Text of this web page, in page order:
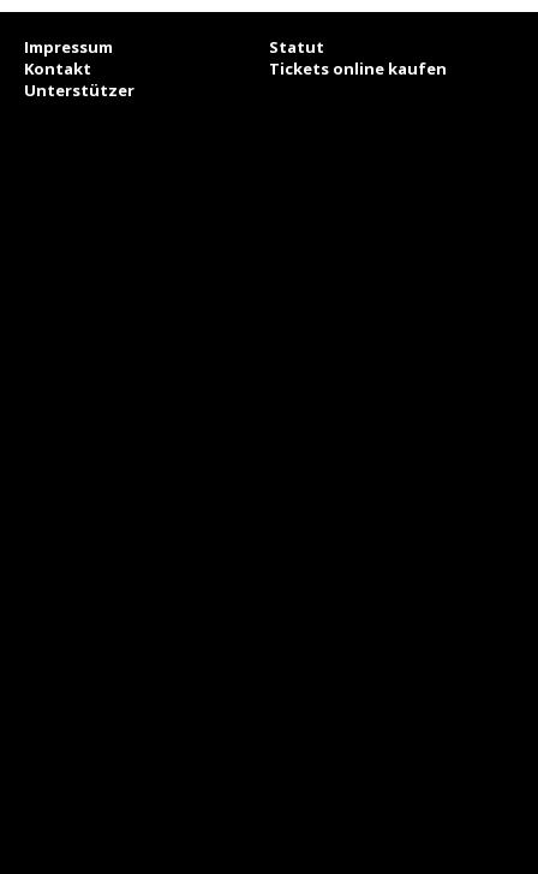
Impressum
Statut
Kontakt
Tickets online kaufen
Unterstützer